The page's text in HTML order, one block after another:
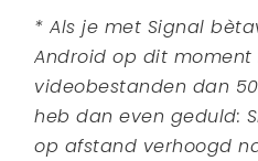
* Als je met Signal
Android op dit
videobestanden dan
heb dan even geduld:
op afstand verhoogd